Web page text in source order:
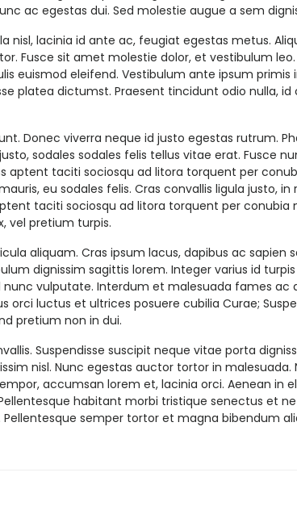
ac egestas dui. Sed molestie augue a sem
nisl, lacinia id ante ac, feugiat egestas metus.
Fusce sit amet molestie dolor, et vestibulum
euismod eleifend. Vestibulum ante ipsum
platea dictumst. Praesent tincidunt odio nulla,
Donec viverra neque id justo egestas rutrum.
sodales sodales felis tellus vitae erat. Fusce
aptent taciti sociosqu ad litora torquent per
eu sodales felis. Cras convallis ligula justo,
taciti sociosqu ad litora torquent per conubia
vel pretium turpis.
aliquam. Cras ipsum lacus, dapibus ac
dignissim sagittis lorem. Integer varius id
vulputate. Interdum et malesuada fames ac
orci luctus et ultrices posuere cubilia Curae;
pretium non in dui.
Suspendisse suscipit neque vitae porta
nisl. Nunc egestas auctor tortor in
accumsan lorem et, lacinia orci. Aenean in
habitant morbi tristique senectus et
semper tortor et magna bibendum